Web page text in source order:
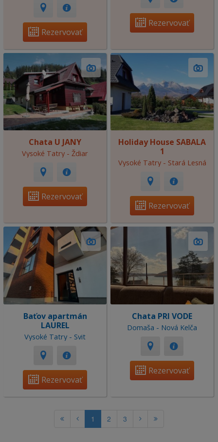
Rezervovať
Rezervovať
Chata U JANY
Vysoké Tatry - Ždiar
Rezervovať
Holiday House SABALA
1
Vysoké Tatry - Stará Lesná
Rezervovať
Baťov apartmán
LAUREL
Vysoké Tatry - Svit
Rezervovať
Chata PRI VODE
Domaša - Nová Kelča
Rezervovať
1 2 3